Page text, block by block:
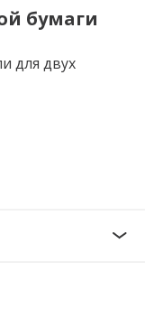
бумаги
для двух